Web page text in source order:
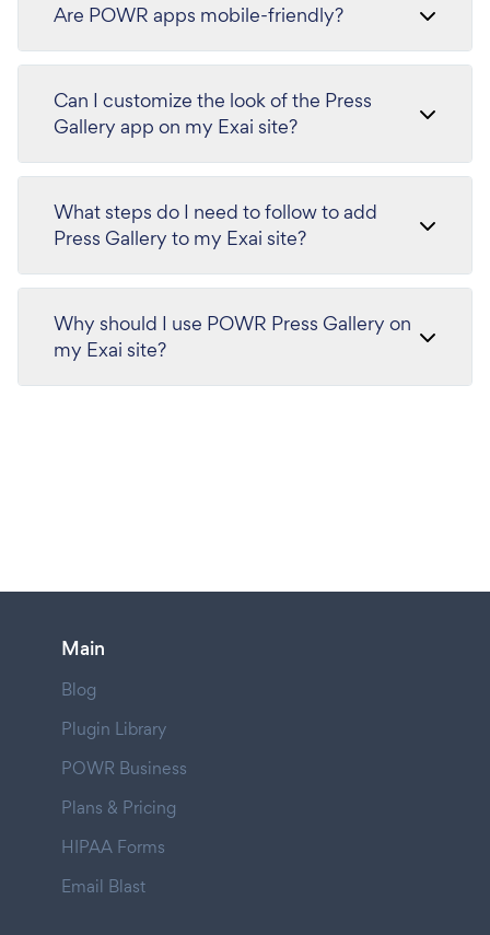
Are POWR apps mobile-friendly?
Can I customize the look of the Press
Gallery app on my Exai site?
What steps do I need to follow to add
Press Gallery to my Exai site?
Why should I use POWR Press Gallery on
my Exai site?
Main
Blog
Plugin Library
POWR Business
Plans & Pricing
HIPAA Forms
Email Blast